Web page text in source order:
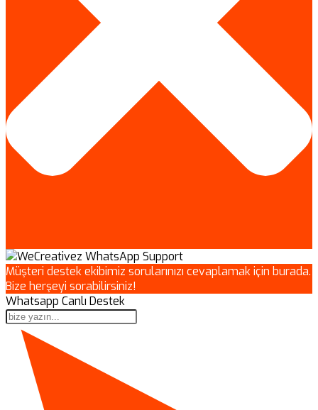
Müşteri destek ekibimiz sorularınızı cevaplamak için burada.
Bize herşeyi sorabilirsiniz!
Whatsapp Canlı Destek